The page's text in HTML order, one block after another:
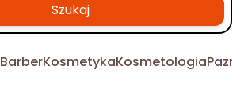
Szukaj
BarberKosmetykaKosmetologia